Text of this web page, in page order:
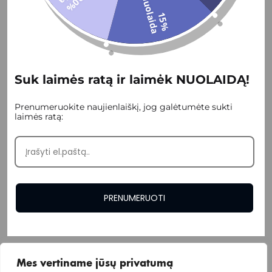
Mes vertiname jūsų privatumą
Kontaktai
MUS RASITE:
Laisvės pr. 77F, Vilnius LT-06122 .
EL. PAŠTAS
1
5
%
nu
o
l
a
i
d
a
Suk laimės ratą ir laimėk NUOLAIDĄ!
Prenumeruokite naujienlaiškį, jog galėtumėte sukti
laimės ratą:
PRENUMERUOTI